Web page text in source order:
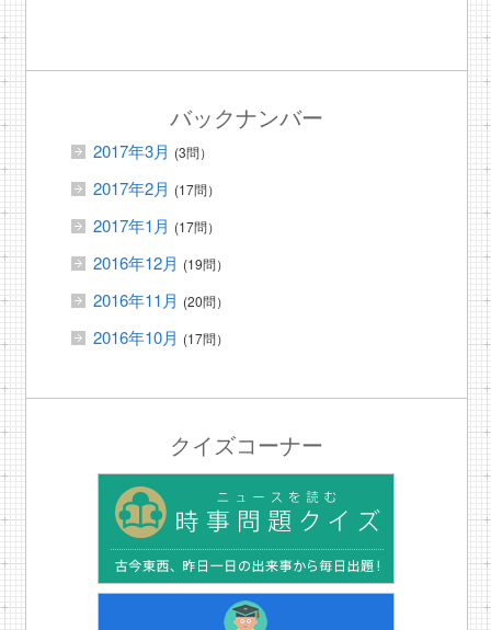
バックナンバー
2017年3月 (3問）
2017年2月 (17問）
2017年1月 (17問）
2016年12月 (19問）
2016年11月 (20問）
2016年10月 (17問）
クイズコーナー